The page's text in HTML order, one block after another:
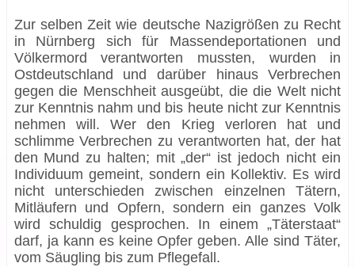
Zur selben Zeit wie deutsche Nazigrößen zu Recht
in Nürnberg sich für Massendeportationen und
Völkermord verantworten mussten, wurden in
Ostdeutschland und darüber hinaus Verbrechen
gegen die Menschheit ausgeübt, die die Welt nicht
zur Kenntnis nahm und bis heute nicht zur Kenntnis
nehmen will. Wer den Krieg verloren hat und
schlimme Verbrechen zu verantworten hat, der hat
den Mund zu halten; mit „der“ ist jedoch nicht ein
Individuum gemeint, sondern ein Kollektiv. Es wird
nicht unterschieden zwischen einzelnen Tätern,
Mitläufern und Opfern, sondern ein ganzes Volk
wird schuldig gesprochen. In einem „Täterstaat“
darf, ja kann es keine Opfer geben. Alle sind Täter,
vom Säugling bis zum Pflegefall.